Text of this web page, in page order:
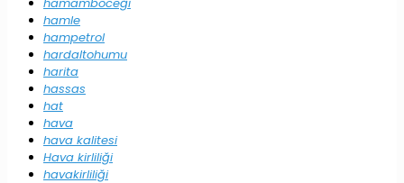
hamle
hampetrol
hardaltohumu
harita
hassas
hat
hava
hava kalitesi
Hava kirliliği
havakirliliği